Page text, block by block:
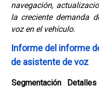
navegación,
la creciente demanda
voz en el vehículo.
Informe del informe
de asistente de voz
Segmentación
Detalles